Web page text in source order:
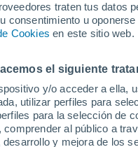
traten tus datos
consentimiento u
Cookies en este sitio web.
el siguiente
y/o acceder a
utilizar perfiles para
para la selección de
comprender al público a
y mejora de los
horas Actualidad Mapa
Sábado
8 Ago
50%